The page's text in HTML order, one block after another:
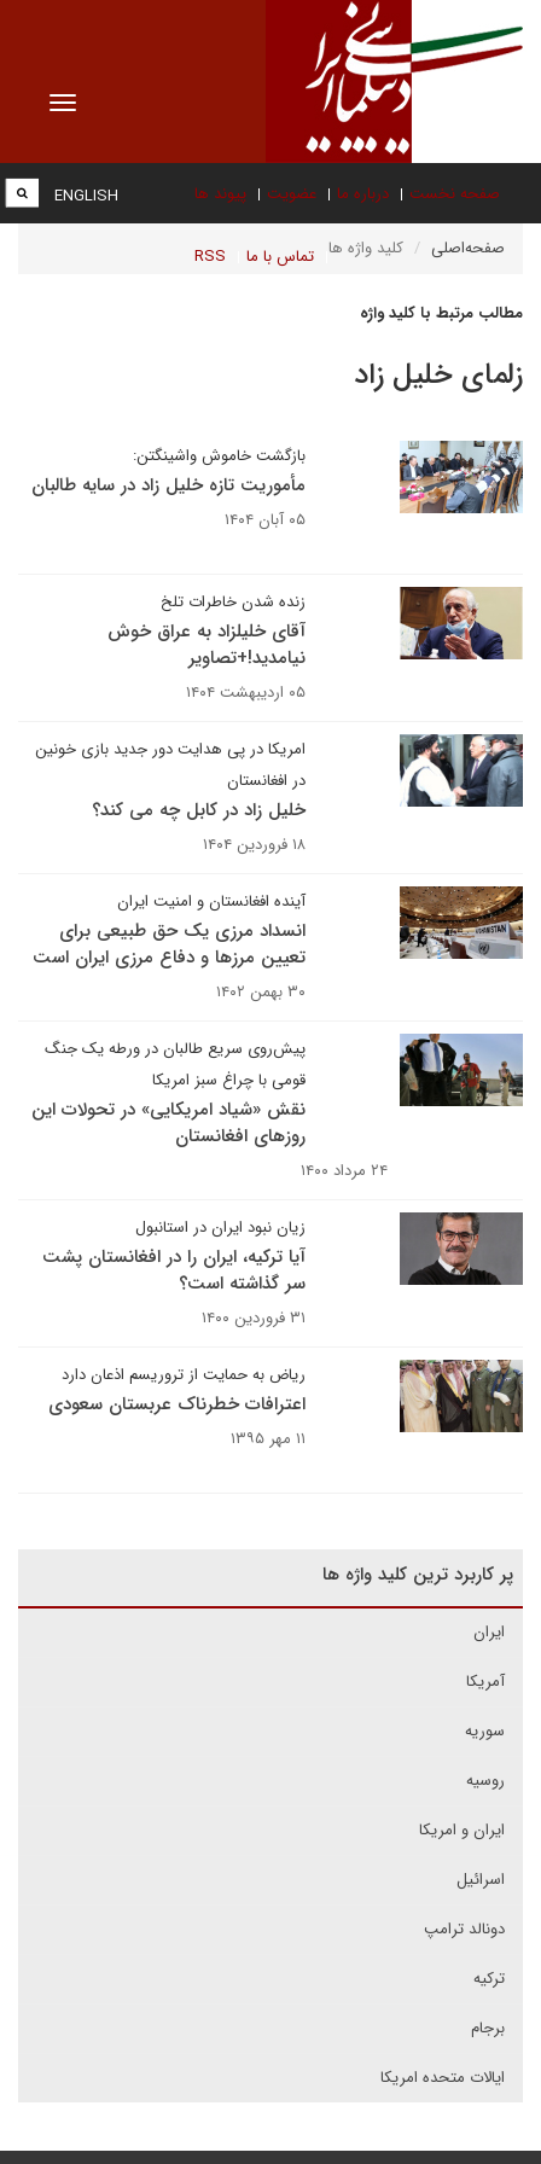
Toggle
صفحه نخست درباره ما عضویت پیوند ها
تماس با ما RSS
ENGLISH
صفحه‌اصلی کلید واژه ها
مطالب مرتبط با کلید واژه
زلمای خلیل زاد
بازگشت خاموش واشینگتن:
مأموریت تازه خلیل زاد در سایه طالبان
۰۵ آبان ۱۴۰۴
زنده شدن خاطرات تلخ
آقای خلیلزاد به عراق خوش
نیامدید!+تصاویر
۰۵ اردیبهشت ۱۴۰۴
امریکا در پی هدایت دور جدید بازی خونین
در افغانستان
خلیل زاد در کابل چه می کند؟
۱۸ فروردین ۱۴۰۴
آینده افغانستان و امنیت ایران
انسداد مرزی یک حق طبیعی برای
تعیین مرزها و دفاع مرزی ایران است
۳۰ بهمن ۱۴۰۲
پیش‌روی سریع طالبان در ورطه یک جنگ
قومی با چراغ سبز امریکا
نقش «شیاد امریکایی» در تحولات این
روزهای افغانستان
۲۴ مرداد ۱۴۰۰
زیان نبود ایران در استانبول
آیا ترکیه، ایران را در افغانستان پشت
سر گذاشته است؟
۳۱ فروردین ۱۴۰۰
ریاض به حمایت از تروریسم اذعان دارد
اعترافات خطرناک عربستان سعودی
۱۱ مهر ۱۳۹۵
پر کاربرد ترین کلید واژه ها
ایران
آمریکا
سوریه
روسیه
ایران و امریکا
اسرائیل
دونالد ترامپ
ترکیه
برجام
ایالات متحده امریکا